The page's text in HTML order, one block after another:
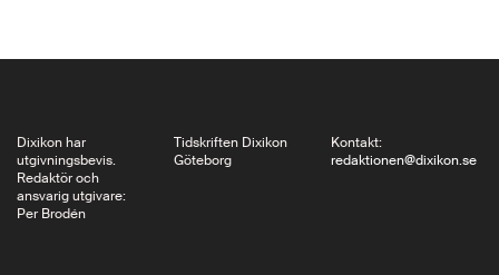
roll i prosan och…
Dixikon har
utgivningsbevis.
Redaktör och
ansvarig utgivare:
Per Brodén
Tidskriften Dixikon
Göteborg
Kontakt:
redaktionen@dixikon.se